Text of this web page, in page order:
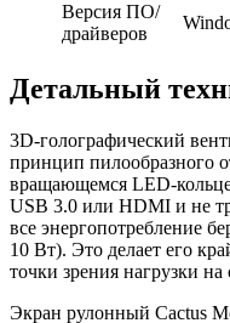
Версия ПО/
драйверов
Детальный
3D-голографический
принцип пилообразного
вращающемся LED-
USB 3.0 или HDMI и не
все энергопотребление
10 Вт). Это делает его
точки зрения нагрузки на
Экран рулонный Cactus